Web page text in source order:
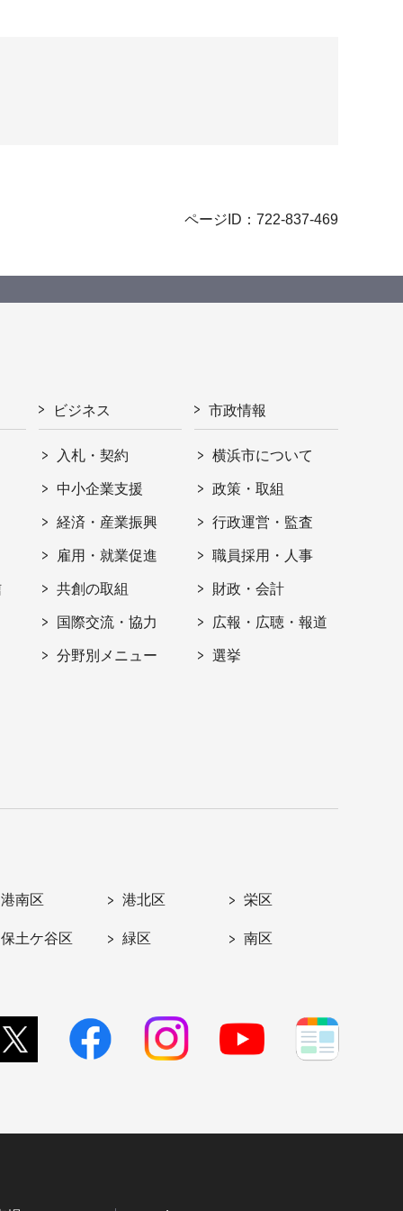
ページID：722-837-469
ビジネス
入札・契約
中小企業支援
経済・産業振興
雇用・就業促進
共創の取組
国際交流・協力
分野別メニュー
市政情報
横浜市について
政策・取組
行政運営・監査
職員採用・人事
財政・会計
広報・広聴・報道
選挙
港南区 港北区 栄区
保土ケ谷区 緑区 南区